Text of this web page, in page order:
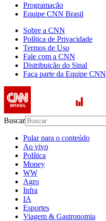
Programação
Equipe CNN Brasil
Sobre a CNN
Política de Privacidade
Termos de Uso
Fale com a CNN
Distribuição do Sinal
Faça parte da Equipe CNN
Buscar
Pular para o conteúdo
Ao vivo
Política
Money
WW
Agro
Infra
IA
Esportes
Viagem & Gastronomia